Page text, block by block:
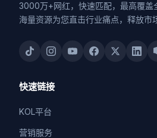
3000万+网红，快速匹配，最高覆盖
海量资源为您直击行业痛点，释放市
快速链接
KOL平台
营销服务